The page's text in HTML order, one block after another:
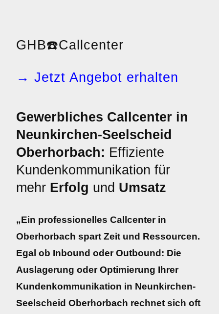
GHB☎️Callcenter
→ Jetzt Angebot erhalten
Gewerbliches Callcenter in
Neunkirchen-Seelscheid
Oberhorbach: Effiziente
Kundenkommunikation für
mehr Erfolg und Umsatz
„Ein professionelles Callcenter in
Oberhorbach spart Zeit und Ressourcen.
Egal ob Inbound oder Outbound: Die
Auslagerung oder Optimierung Ihrer
Kundenkommunikation in Neunkirchen-
Seelscheid Oberhorbach rechnet sich oft